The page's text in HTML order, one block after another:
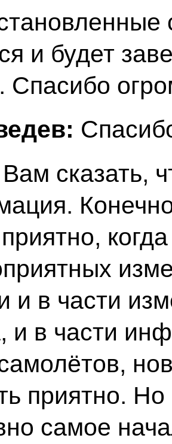
и будет
Спасибо
сказать,
и в части
и в части
приятно. Но
самое